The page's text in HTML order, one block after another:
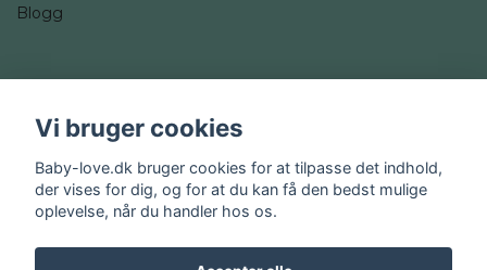
Blogg
Instagram
Vi bruger cookies
Baby-love.dk bruger cookies for at tilpasse det indhold,
der vises for dig, og for at du kan få den bedst mulige
oplevelse, når du handler hos os.